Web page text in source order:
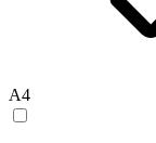
A4